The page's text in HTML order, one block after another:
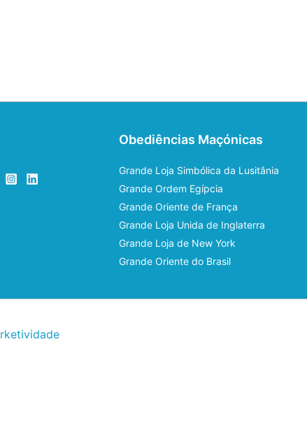
Obediências Maçónicas
Grande Loja Simbólica da Lusitânia
Grande Ordem Egípcia
Grande Oriente de França
Grande Loja Unida de Inglaterra
Grande Loja de New York
Grande Oriente do Brasil